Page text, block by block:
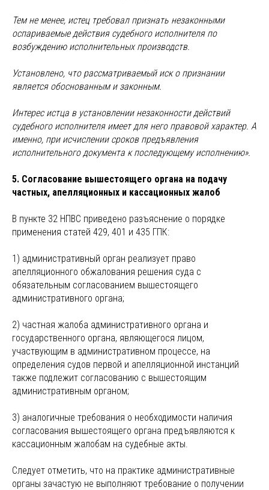
Тем не менее, истец требовал признать незаконными
оспариваемые действия судебного исполнителя по
возбуждению исполнительных производств.
Установлено, что рассматриваемый иск о признании
является обоснованным и законным.
Интерес истца в установлении незаконности действий
судебного исполнителя имеет для него правовой характер. А
именно, при исчислении сроков предъявления
исполнительного документа к последующему исполнению».
5. Согласование вышестоящего органа на подачу
частных, апелляционных и кассационных жалоб
В пункте 32 НПВС приведено разъяснение о порядке
применения статей 429, 401 и 435 ГПК:
1) административный орган реализует право
апелляционного обжалования решения суда с
обязательным согласованием вышестоящего
административного органа;
2) частная жалоба административного органа и
государственного органа, являющегося лицом,
участвующим в административном процессе, на
определения судов первой и апелляционной инстанций
также подлежит согласованию с вышестоящим
административным органом;
3) аналогичные требования о необходимости наличия
согласования вышестоящего органа предъявляются к
кассационным жалобам на судебные акты.
Следует отметить, что на практике административные
органы зачастую не выполняют требование о получении